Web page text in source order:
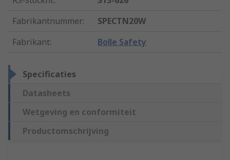
Fabrikantnummer:
SPECTN20W
Fabrikant: Bolle Safety
Specificaties
Datasheets
Wetgeving en conformiteit
Productomschrijving